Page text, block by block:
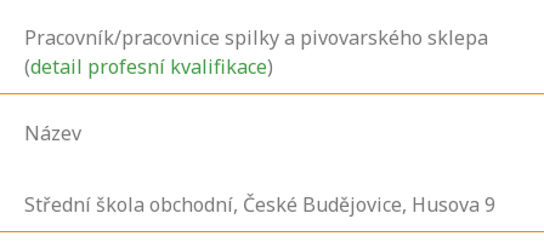
Pracovník/pracovnice spilky a pivovarského sklepa
(detail profesní kvalifikace)
Název
Střední škola obchodní, České Budějovice, Husova 9